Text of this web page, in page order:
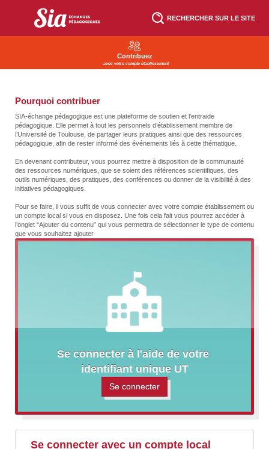
RECHERCHER SUR LE SITE
Contribuez
avec votre compte établissement
Pourquoi contribuer
SIA-échange pédagogique est une plateforme de soutien et l’entraide
pédagogique. Elle permet à tout les personnels d’établissement membre de
l’Université de Toulouse, de partager leurs pratiques ainsi que des ressources
pédagogique, afin de rester informé des événements liés à cette thématique.
En devenant contributeur, vous pourrez mettre à disposition de la communauté
des ressources numériques, que se soient des références scientifiques, des
outils numériques, des pratiques, des conférences ou donner de la visibilité à des
initiatives pédagogiques.
Pour se faire, il vous suffit de vous connecter avec votre compte établissement ou
un compte local si vous en disposez. Une fois cela fait vous pourrez accéder à
l’onglet “Ajouter du contenu” qui vous permettra de sélectionner le type de contenu
que vous souhaitez ajouter
Se connecter à l'aide de votre
identifiant unique UT
Se connecter
Se connecter avec un compte local